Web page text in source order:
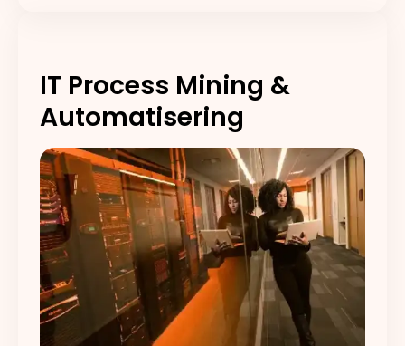
IT Process Mining &
Automatisering